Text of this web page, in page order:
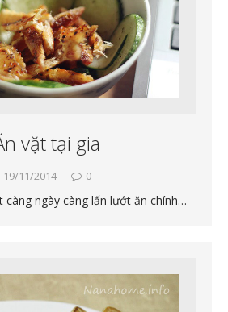
vặt tại gia
19/11/2014 0
càng ngày càng lấn lướt ăn chính…